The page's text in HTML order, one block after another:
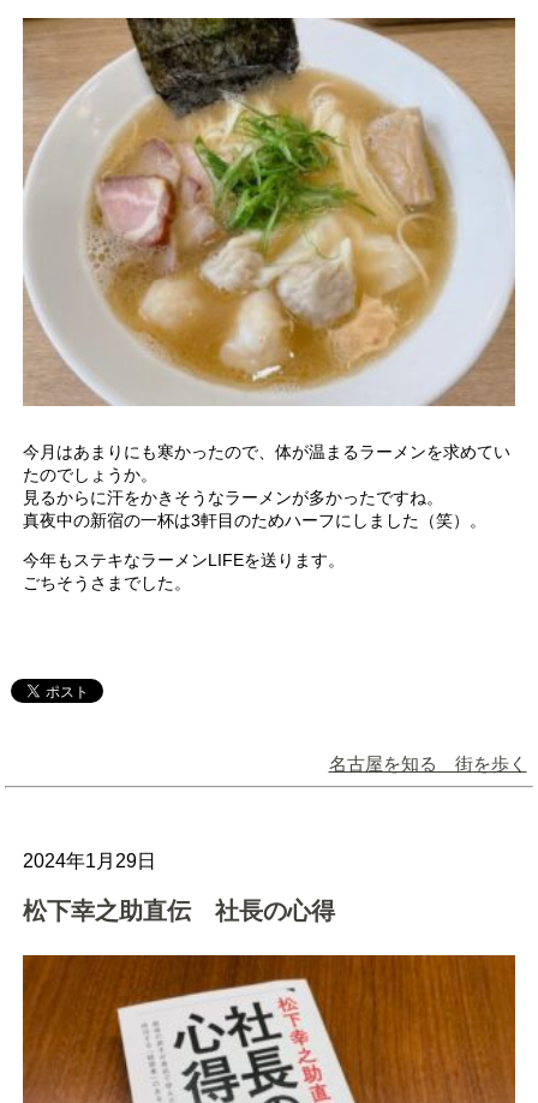
今月はあまりにも寒かったので、体が温まるラーメンを求めてい
たのでしょうか。
見るからに汗をかきそうなラーメンが多かったですね。
真夜中の新宿の一杯は3軒目のためハーフにしました（笑）。
今年もステキなラーメンLIFEを送ります。
ごちそうさまでした。
名古屋を知る 街を歩く
2024年1月29日
松下幸之助直伝 社長の心得